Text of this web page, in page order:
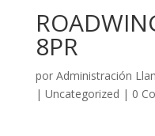
8PR
por Administración
| Uncategorized | 0